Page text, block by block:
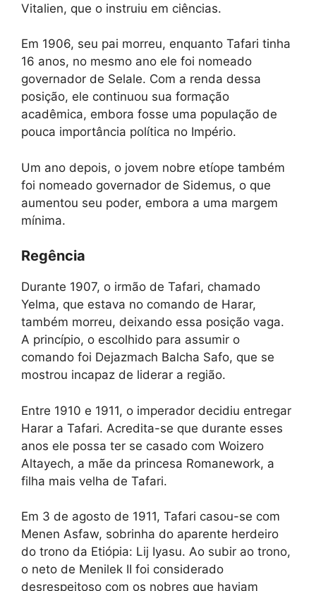
Vitalien, que o instruiu em ciências.
Em 1906, seu pai morreu, enquanto Tafari tinha
16 anos, no mesmo ano ele foi nomeado
governador de Selale. Com a renda dessa
posição, ele continuou sua formação
acadêmica, embora fosse uma população de
pouca importância política no Império.
Um ano depois, o jovem nobre etíope também
foi nomeado governador de Sidemus, o que
aumentou seu poder, embora a uma margem
mínima.
Regência
Durante 1907, o irmão de Tafari, chamado
Yelma, que estava no comando de Harar,
também morreu, deixando essa posição vaga.
A princípio, o escolhido para assumir o
comando foi Dejazmach Balcha Safo, que se
mostrou incapaz de liderar a região.
Entre 1910 e 1911, o imperador decidiu entregar
Harar a Tafari. Acredita-se que durante esses
anos ele possa ter se casado com Woizero
Altayech, a mãe da princesa Romanework, a
filha mais velha de Tafari.
Em 3 de agosto de 1911, Tafari casou-se com
Menen Asfaw, sobrinha do aparente herdeiro
do trono da Etiópia: Lij Iyasu. Ao subir ao trono,
o neto de Menilek II foi considerado
desrespeitoso com os nobres que haviam